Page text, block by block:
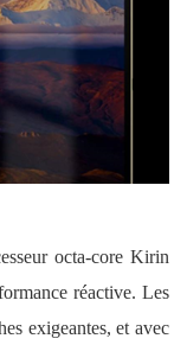
octa-core Kirin
réactive. Les
exigeantes, et avec